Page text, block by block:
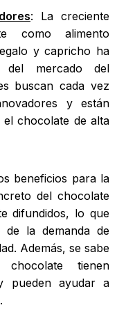
: La creciente
como alimento
y capricho ha
del mercado del
buscan cada vez
y están
chocolate de alta
beneficios para la
del chocolate
difundidos, lo que
de la demanda de
Además, se sabe
tienen
pueden ayudar a